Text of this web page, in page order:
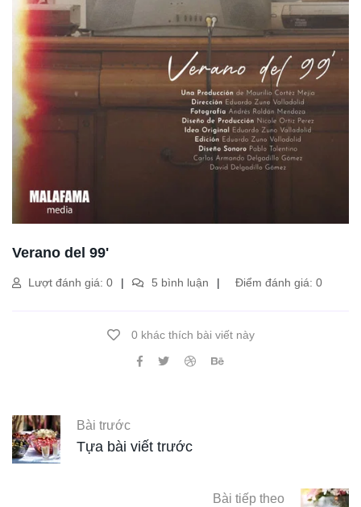
Verano del 99'
Lượt đánh giá: 0 5 bình luận Điểm đánh giá: 0
0 khác thích bài viết này
Bài trước
Tựa bài viết trước
Bài tiếp theo